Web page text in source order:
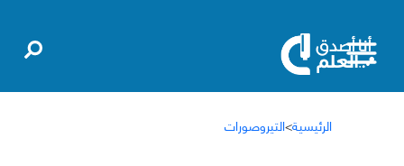
الرئيسية>التيروصورات